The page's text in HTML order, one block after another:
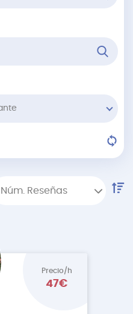
Núm. Reseñas
Precio/h
47€